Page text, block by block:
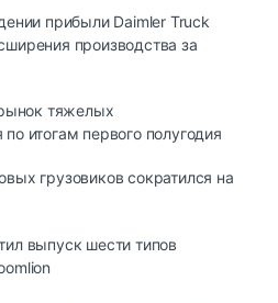
прибыли Daimler Truck
производства за
тяжелых
итогам первого полугодия
грузовиков сократился на
выпуск шести типов